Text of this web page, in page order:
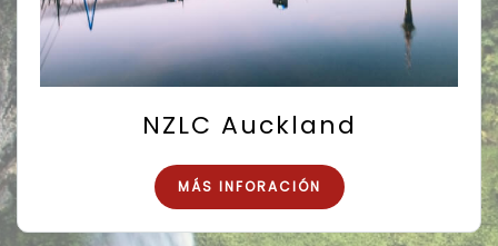
NZLC Auckland
MÁS INFORACIÓN